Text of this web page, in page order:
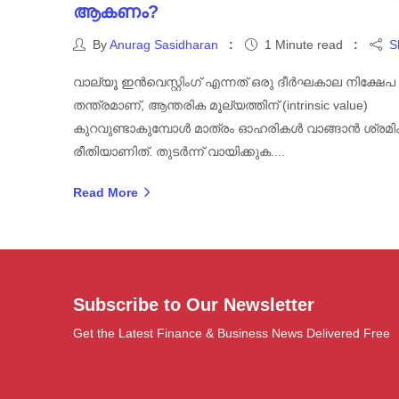
ആകണം?
ByAnurag Sasidharan 1 Minute read
വാല്യൂ ഇൻവെസ്റ്റിംഗ് എന്നത് ഒരു ദീർഘകാല നിക്ഷേപ
തന്ത്രമാണ്, ആന്തരിക മൂല്യത്തിന് (intrinsic value)
കുറവുണ്ടാകുമ്പോൾ മാത്രം ഓഹരികൾ വാങ്ങാൻ
രീതിയാണിത്. തുടർന്ന് വായിക്കുക....
Read More
Subscribe to Our Newsletter
Get the Latest Finance & Business News Delivered Free